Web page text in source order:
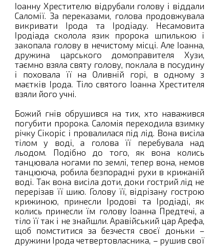
Іоанну Хрестителю відрубали голову і віддали
Саломії. За переказами, голова продовжувала
викривати Ірода та Іродіаду. Несамовита
Іродіада сколола язик пророка шпилькою і
закопала голову в нечистому місці. Але Іоанна,
дружина царського домоправителя Хузи,
таємно взяла святу голову, поклала в посудину
і поховала її на Оливній горі, в одному з
маєтків Ірода. Тіло святого Іоанна Хрестителя
взяли його учні.
Божий гнів обрушився на тих, хто наважився
погубити пророка. Саломія переходила взимку
річку Сікоріс і провалилася під лід. Вона висіла
тілом у воді, а голова її перебувала над
льодом. Подібно до того, як вона колись
танцювала ногами по землі, тепер вона, немов
танцююча, робила безпорадні рухи в крижаній
воді. Так вона висіла доти, доки гострий лід не
перерізав її шию. Голову її, відрізану гострою
крижиною, принесли Іродові та Іродіаді, як
колись принесли їм голову Іоанна Предтечі, а
тіло її так і не знайшли. Аравійський цар Арефа,
щоб помститися за безчестя своєї доньки –
дружини Ірода четвертовласника, – рушив свої